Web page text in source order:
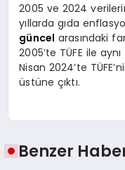
2005 ve 2024
yıllarda gıda
güncel arasındaki
2005’te TÜFE ile
Nisan 2024’te
üstüne çıktı.
Benzer